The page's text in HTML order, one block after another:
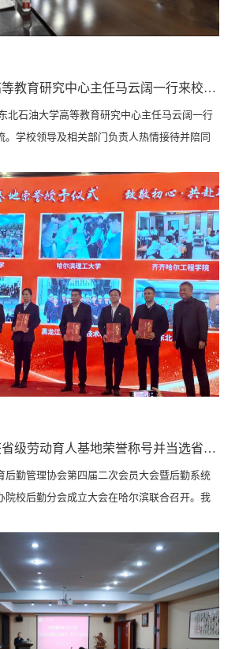
东北石油大学高等教育研究中心主任马云阔一行来校调研交流
北石油大学高等教育研究中心主任马云阔一行
。学校领导及相关部门负责人热情接待并陪同
基地的建设与运行情况。通过现场观摩与交
教融合的前瞻规划与系统化实施给予了充分肯
书馆603南会议室举行座谈。创校校长、理事长
务处相关人员参与交流。曹勇安作...
【喜报】我校获省级劳动育人基地荣誉称号并当选省民办院校后勤分会副主任单位
后勤管理协会第四届二次会员大会暨后勤系统
院校后勤分会成立大会在哈尔滨联合召开。我
业专家共聚一堂，围绕后勤服务创新、育人功
入交流。我校凭借在后勤管理与育人实践中的
龙江高校后勤劳动育人实践基地称号”。在随后
后勤管理协会民办院校后勤分...